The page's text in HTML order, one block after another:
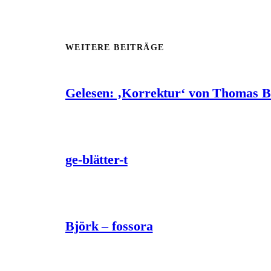
WEITERE BEITRÄGE
Gelesen: ‚Korrektur‘ von Thomas
ge-blätter-t
Björk – fossora